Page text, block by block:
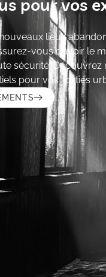
pour vos
lieux
vous d’avoir le
sécurité. Découvrez
pour vos sorties